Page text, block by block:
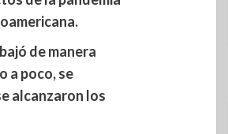
de manera
a poco, se
alcanzaron los